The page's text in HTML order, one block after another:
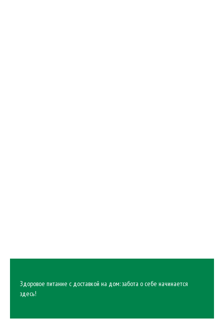
Здоровое питание с доставкой на дом: забота о себе начинается
здесь!